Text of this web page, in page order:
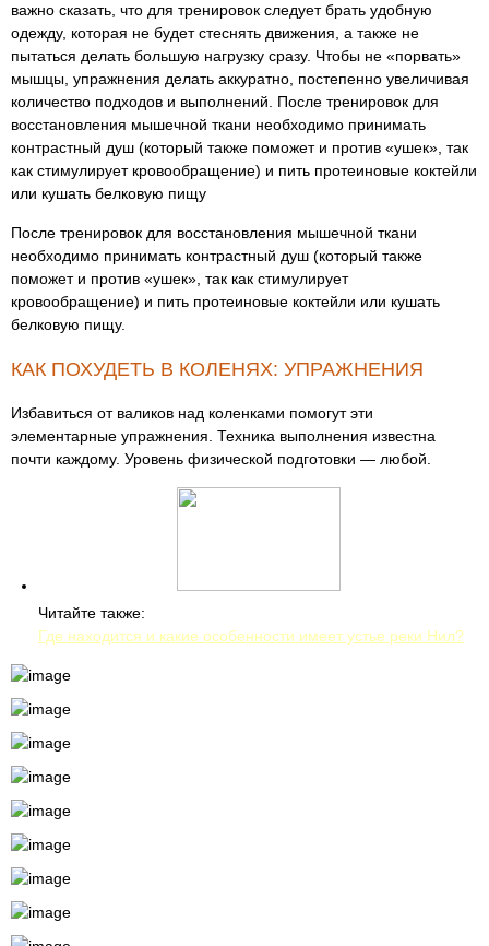
важно сказать, что для тренировок следует брать удобную
одежду, которая не будет стеснять движения, а также не
пытаться делать большую нагрузку сразу. Чтобы не «порвать»
мышцы, упражнения делать аккуратно, постепенно увеличивая
количество подходов и выполнений. После тренировок для
восстановления мышечной ткани необходимо принимать
контрастный душ (который также поможет и против «ушек», так
как стимулирует кровообращение) и пить протеиновые коктейли
или кушать белковую пищу
После тренировок для восстановления мышечной ткани
необходимо принимать контрастный душ (который также
поможет и против «ушек», так как стимулирует
кровообращение) и пить протеиновые коктейли или кушать
белковую пищу.
КАК ПОХУДЕТЬ В КОЛЕНЯХ: УПРАЖНЕНИЯ
Избавиться от валиков над коленками помогут эти
элементарные упражнения. Техника выполнения известна
почти каждому. Уровень физической подготовки — любой.
Читайте также:
Где находится и какие особенности имеет устье реки Нил?